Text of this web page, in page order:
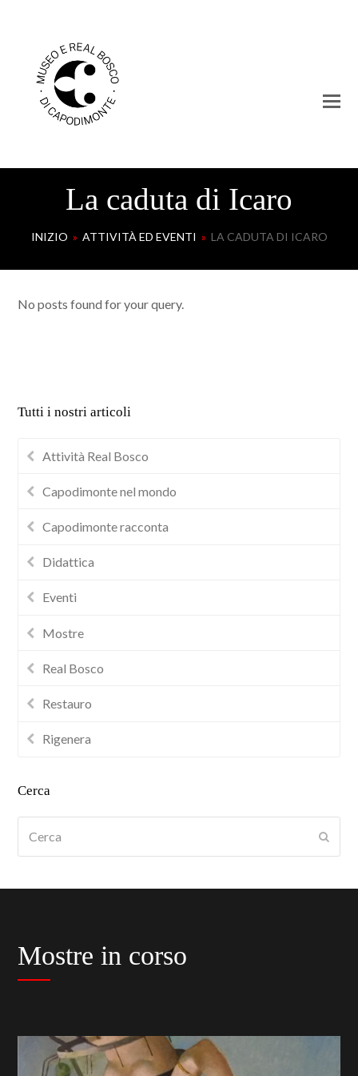
La caduta di Icaro
INIZIO » ATTIVITÀ ED EVENTI » LA CADUTA DI ICARO
No posts found for your query.
Tutti i nostri articoli
Attività Real Bosco
Capodimonte nel mondo
Capodimonte racconta
Didattica
Eventi
Mostre
Real Bosco
Restauro
Rigenera
Cerca
Mostre in corso